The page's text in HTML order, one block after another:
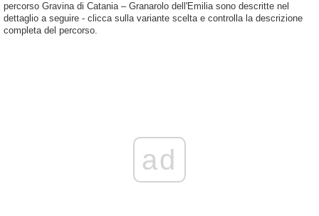
percorso Gravina di Catania – Granarolo dell'Emilia sono descritte nel
dettaglio a seguire - clicca sulla variante scelta e controlla la descrizione
completa del percorso.
ad